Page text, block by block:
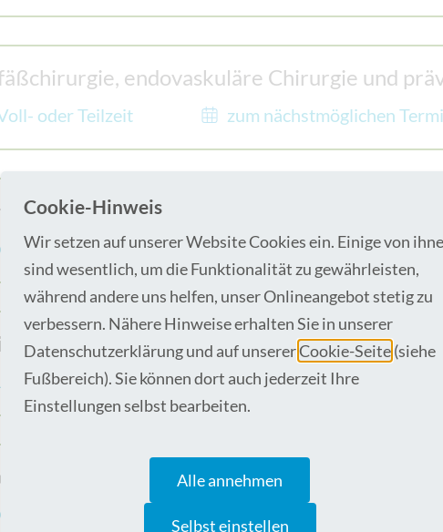
endovaskuläre Chirurgie und
oder Teilzeit zum nächstmöglichen
& Geburtshilfe
oder Teilzeit zum nächstmöglichen
St. Marien-Hospital Borken
Nachmittag/Woche zum nächstmöglichen
Station / SDS-Einheit
oder Teilzeit
Cookie-Hinweis
Wir setzen auf unserer Website Cookies ein. Einige von
sind wesentlich, um die Funktionalität zu gewährleisten,
während andere uns helfen, unser Onlineangebot stetig zu
verbessern. Nähere Hinweise erhalten Sie in unserer
Datenschutzerklärung und auf unsererCookie-Seite(siehe
Fußbereich). Sie können dort auch jederzeit Ihre
Einstellungen selbst bearbeiten.
Alle annehmen
Selbst einstellen